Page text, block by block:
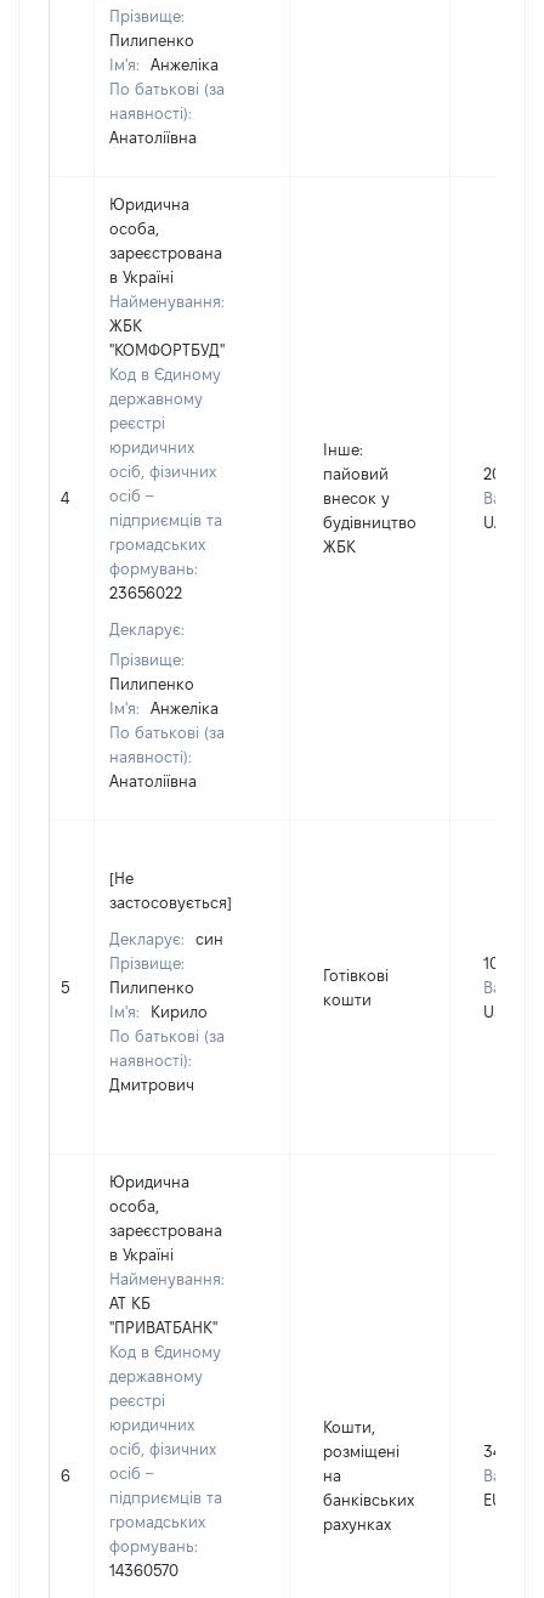
Прізвище:
Пилипенко
Ім'я:
Анжеліка
По батькові (за
наявності):
Анатоліївна
4
Юридична
особа,
зареєстрована
в Україні
Найменування:
ЖБК
"КОМФОРТБУД"
Код в Єдиному
державному
реєстрі
юридичних
осіб, фізичних
осіб –
підприємців та
громадських
формувань:
23656022
Декларує:
Прізвище:
Пилипенко
Ім'я:
Анжеліка
По батькові (за
наявності):
Анатоліївна
Інше:
пайовий
внесок у
будівництво
ЖБК
Валюта:
UAH
5
[Не
застосовується]
Декларує:
син
Прізвище:
Пилипенко
Ім'я:
Кирило
По батькові (за
наявності):
Дмитрович
Готівкові
кошти
10000
Валюта:
USD
6
Юридична
особа,
зареєстрована
в Україні
Найменування:
АТ КБ
"ПРИВАТБАНК"
Код в Єдиному
державному
реєстрі
юридичних
осіб, фізичних
осіб –
підприємців та
громадських
формувань:
14360570
Кошти,
розміщені
на
банківських
рахунках
3499
Валюта:
EUR